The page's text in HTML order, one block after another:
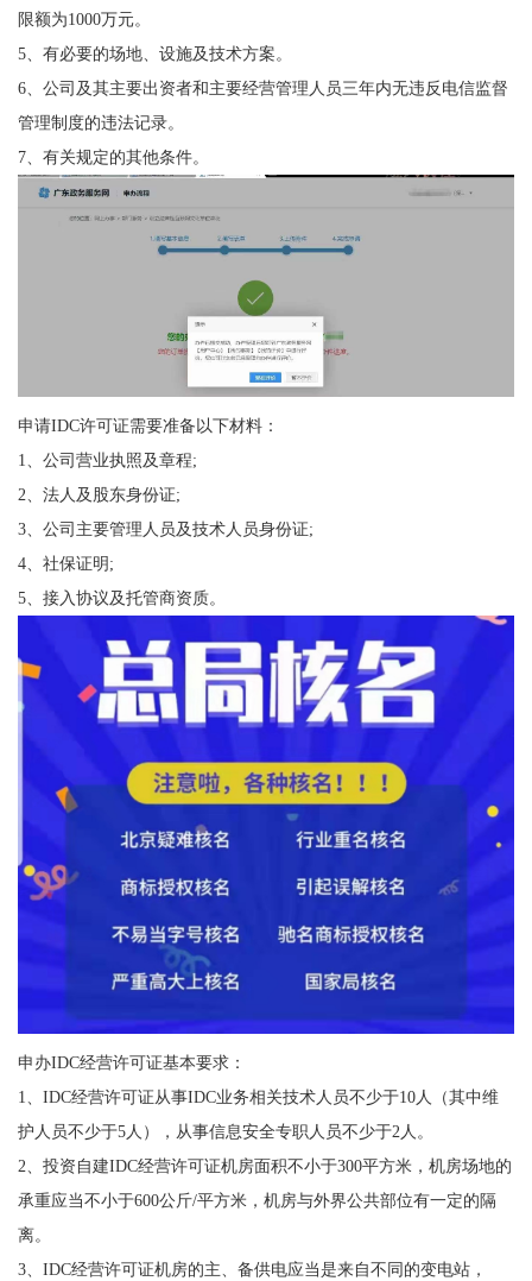
限额为1000万元。
5、有必要的场地、设施及技术方案。
6、公司及其主要出资者和主要经营管理人员三年内无违反电信监督
管理制度的违法记录。
7、有关规定的其他条件。
申请IDC许可证需要准备以下材料：
1、公司营业执照及章程;
2、法人及股东身份证;
3、公司主要管理人员及技术人员身份证;
4、社保证明;
5、接入协议及托管商资质。
申办IDC经营许可证基本要求：
1、IDC经营许可证从事IDC业务相关技术人员不少于10人（其中维
护人员不少于5人），从事信息安全专职人员不少于2人。
2、投资自建IDC经营许可证机房面积不小于300平方米，机房场地的
承重应当不小于600公斤/平方米，机房与外界公共部位有一定的隔
离。
3、IDC经营许可证机房的主、备供电应当是来自不同的变电站，